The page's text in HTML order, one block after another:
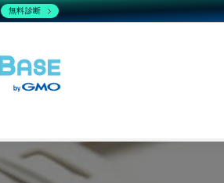
無料診断